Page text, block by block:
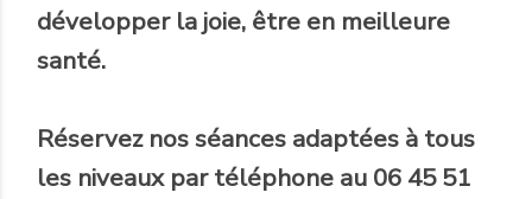
développer la joie, être en meilleure
santé.
Réservez nos séances adaptées à tous
les niveaux par téléphone au 06 45 51